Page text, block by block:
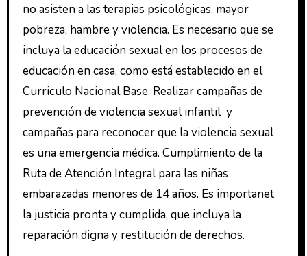
no asisten a las terapias psicológicas, mayor
pobreza, hambre y violencia. Es necesario que se
incluya la educación sexual en los procesos de
educación en casa, como está establecido en el
Curriculo Nacional Base. Realizar campañas de
prevención de violencia sexual infantil y
campañas para reconocer que la violencia sexual
es una emergencia médica. Cumplimiento de la
Ruta de Atención Integral para las niñas
embarazadas menores de 14 años. Es importanet
la justicia pronta y cumplida, que incluya la
reparación digna y restitución de derechos.